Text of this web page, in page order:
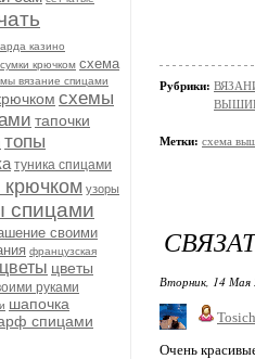
казино
сумки крючком схема
вязание спицами
схемы
тапочки
топы
туника спицами
крючком узоры
спицами
своими
французская
цветы цветы
руками
шапочка
спицами
Рубрики:
Метки: схема
Вторник, 14 Мая
Очень